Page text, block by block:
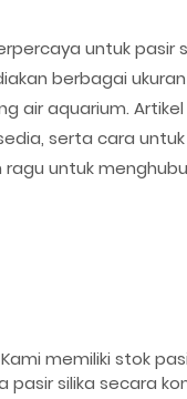
untuk pasir
berbagai
air aquarium.
serta cara
untuk
Kami memiliki stok
silika secara